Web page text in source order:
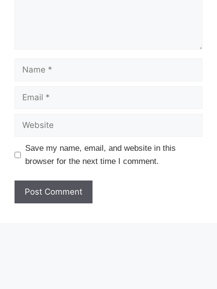
Name
Email
Website
Save my name, email, and website in this
browser for the next time I comment.